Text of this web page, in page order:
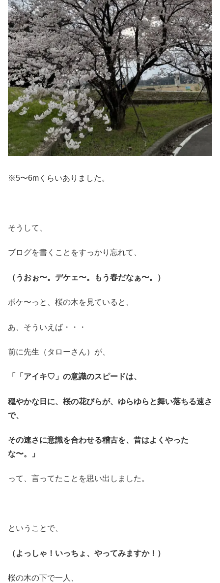
※5〜6mくらいありました。
そうして、
ブログを書くことをすっかり忘れて、
（うおぉ〜。デケェ〜。もう春だなぁ〜。）
ボケ〜っと、桜の木を見ていると、
あ、そういえば・・・
前に先生（タローさん）が、
「「アイキ♡」の意識のスピードは、
穏やかな日に、桜の花びらが、ゆらゆらと舞い落ちる速さ
で、
その速さに意識を合わせる稽古を、昔はよくやった
な〜。」
って、言ってたことを思い出しました。
ということで、
（よっしゃ！いっちょ、やってみますか！）
桜の木の下で一人、